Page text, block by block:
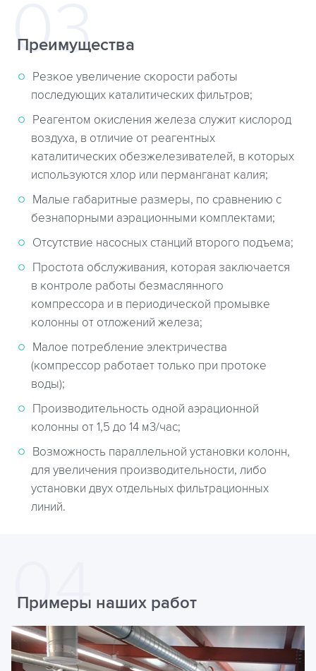
Преимущества
Резкое увеличение скорости работы
последующих каталитических фильтров;
Реагентом окисления железа служит кислород
воздуха, в отличие от реагентных
каталитических обезжелезивателей, в которых
используются хлор или перманганат калия;
Малые габаритные размеры, по сравнению с
безнапорными аэрационными комплектами;
Отсутствие насосных станций второго подъема;
Простота обслуживания, которая заключается
в контроле работы безмаслянного
компрессора и в периодической промывке
колонны от отложений железа;
Малое потребление электричества
(компрессор работает только при протоке
воды);
Производительность одной аэрационной
колонны от 1,5 до 14 м3/час;
Возможность параллельной установки колонн,
для увеличения производительности, либо
установки двух отдельных фильтрационных
линий.
Примеры наших работ